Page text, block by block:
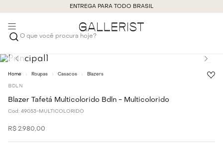
ENTREGA PARA TODO BRASIL
O que você procura hoje?
Roupas Casacos Blazers
BDLN
Blazer Tafetá Multicolorido Bdln - Multicolorido
Cod: 49053-MULTICOLORIDO
R$ 2.980,00